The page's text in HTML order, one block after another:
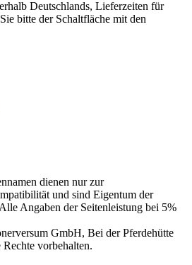
Deutschlands, Lieferzeiten für
bitte der Schaltfläche mit den
dienen nur zur
und sind Eigentum der
Angaben der Seitenleistung bei 5%
GmbH, Bei der Pferdehütte
vorbehalten.